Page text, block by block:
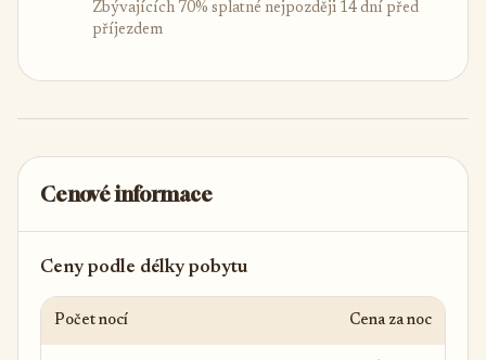
Zbývajících 70% splatné nejpozději 14 dní před
příjezdem
Cenové informace
Ceny podle délky pobytu
Počet nocí Cena za noc